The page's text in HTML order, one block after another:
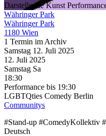
Darstellende Kunst
Währinger Park
Währinger Park
1180 Wien
1 Termin im Archiv
Samstag 12. Juli 2025
12. Juli 2025
Samstag Sa
18:30
Performance bis 19:30
LGBTQties Comedy Berlin
Communitys
#Stand-up #ComedyKollektiv
Deutsch